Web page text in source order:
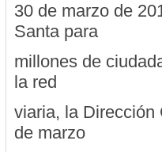
30 de marzo de
Santa para
millones de
la red
viaria, la Dirección
de marzo